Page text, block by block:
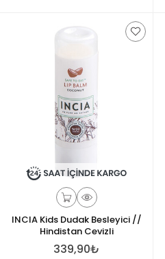
INCIA Kids Dudak Besleyici //
Hindistan Cevizli
339,90₺